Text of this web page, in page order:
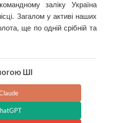
заліку Україна
Загалом у активі наших
ще по одній срібній та
ШІ